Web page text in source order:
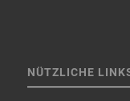
NÜTZLICHE